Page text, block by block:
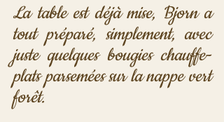
La table est déjà mise, Bjorn a
tout préparé, simplement, avec
juste quelques bougies chauffe-
plats parsemées sur la nappe vert
forêt.